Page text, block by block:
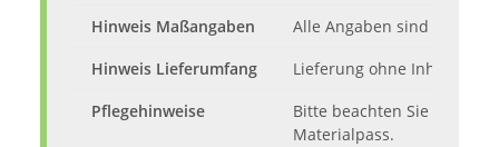
Hinweis Maßangaben
Alle Angaben sind ca.-
Hinweis Lieferumfang
Lieferung ohne Inhalt und
Pflegehinweise
Bitte beachten Sie die
Materialpass.